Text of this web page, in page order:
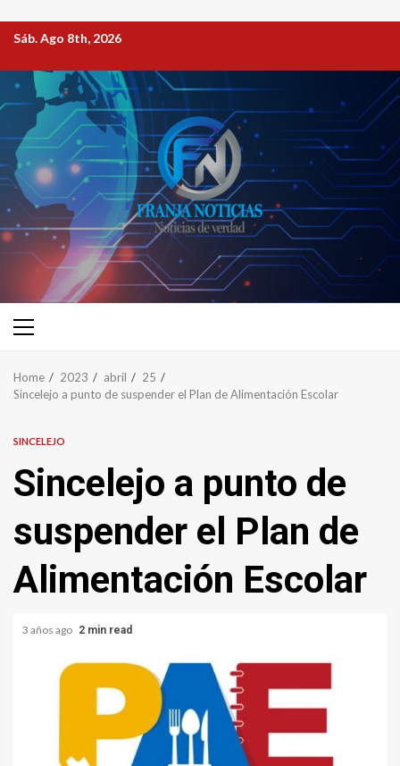
Sáb. Ago 8th, 2026
Home 2023 abril
25
Sincelejo a punto de suspender el Plan de Alimentación Escolar
SINCELEJO
Sincelejo a punto de
suspender el Plan de
Alimentación Escolar
3 años ago 2 min read